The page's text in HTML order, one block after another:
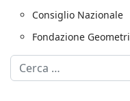
Consiglio Nazionale
Fondazione Geometri
Motore di ricerca